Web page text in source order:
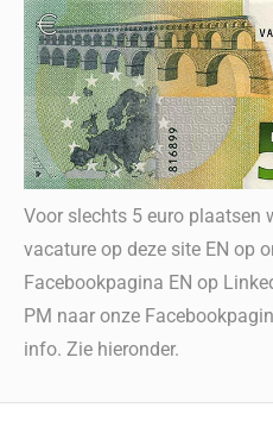
Voor slechts 5 euro plaatsen
vacature op deze site EN op
Facebookpagina EN op
PM naar onze
info. Zie hieronder.